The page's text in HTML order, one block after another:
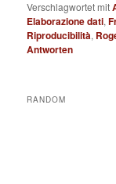
Verschlagwortet mit
Elaborazione dati,
Riproducibilità,
Antworten
RANDOM